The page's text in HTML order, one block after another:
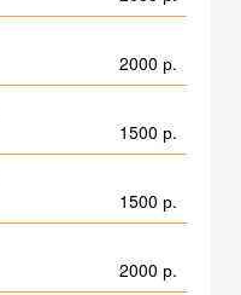
2000 р.
1500 р.
1500 р.
2000 р.